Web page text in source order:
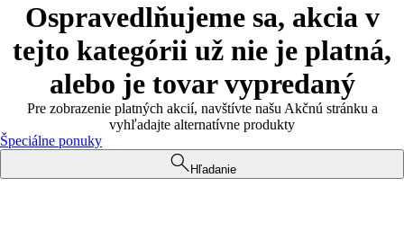
Ospravedlňujeme sa, akcia v
tejto kategórii už nie je platná,
alebo je tovar vypredaný
Pre zobrazenie platných akcií, navštívte našu Akčnú stránku a
vyhľadajte alternatívne produkty
Špeciálne ponuky
Hľadanie